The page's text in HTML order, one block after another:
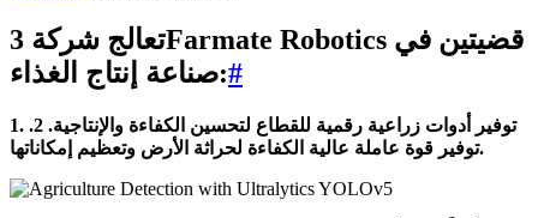
تعالج شركة 3Farmate Robotics قضيتين في
صناعة إنتاج الغذاء:#
1. توفير أدوات زراعية رقمية للقطاع لتحسين الكفاءة والإنتاجية. 2.
توفير قوة عاملة عالية الكفاءة لحراثة الأرض وتعظيم إمكاناتها.